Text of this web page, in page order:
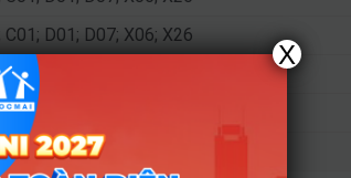
C01; D01; D07; X06; X26
C01; D01; D07; X06; X26
C01; D01; D07; X06; X26
D01; D07; X06; X26
X